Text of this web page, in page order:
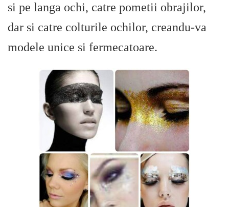
si pe langa ochi, catre pometii obrajilor,
dar si catre colturile ochilor, creandu-va
modele unice si fermecatoare.